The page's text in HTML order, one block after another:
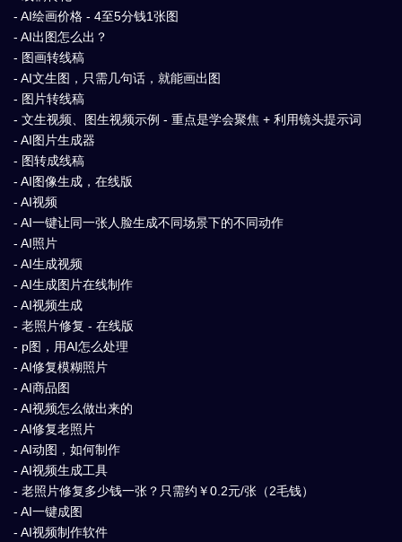
- AI绘画价格 - 4至5分钱1张图
- AI出图怎么出？
- 图画转线稿
- AI文生图，只需几句话，就能画出图
- 图片转线稿
- 文生视频、图生视频示例 - 重点是学会聚焦 + 利用镜头提示词
- AI图片生成器
- 图转成线稿
- AI图像生成，在线版
- AI视频
- AI一键让同一张人脸生成不同场景下的不同动作
- AI照片
- AI生成视频
- AI生成图片在线制作
- AI视频生成
- 老照片修复 - 在线版
- p图，用AI怎么处理
- AI修复模糊照片
- AI商品图
- AI视频怎么做出来的
- AI修复老照片
- AI动图，如何制作
- AI视频生成工具
- 老照片修复多少钱一张？只需约￥0.2元/张（2毛钱）
- AI一键成图
- AI视频制作软件